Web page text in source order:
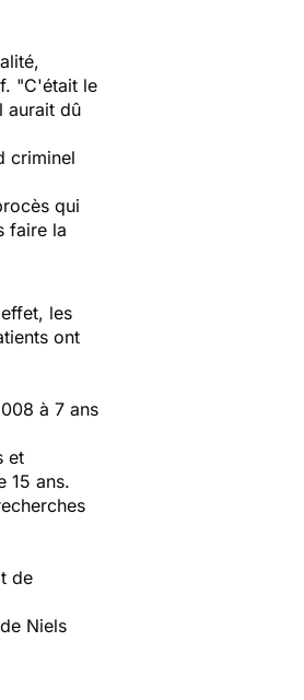
"C'était le
aurait dû
criminel
qui
faire la
les
ont
à 7 ans
et
15 ans.
de
Niels